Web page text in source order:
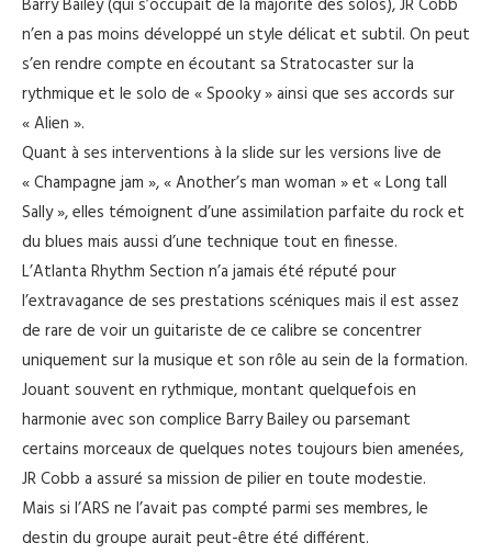
Barry Bailey (qui s’occupait de la majorité des solos), JR Cobb
n’en a pas moins développé un style délicat et subtil. On peut
s’en rendre compte en écoutant sa Stratocaster sur la
rythmique et le solo de « Spooky » ainsi que ses accords sur
« Alien ».
Quant à ses interventions à la slide sur les versions live de
« Champagne jam », « Another’s man woman » et « Long tall
Sally », elles témoignent d’une assimilation parfaite du rock et
du blues mais aussi d’une technique tout en finesse.
L’Atlanta Rhythm Section n’a jamais été réputé pour
l’extravagance de ses prestations scéniques mais il est assez
de rare de voir un guitariste de ce calibre se concentrer
uniquement sur la musique et son rôle au sein de la formation.
Jouant souvent en rythmique, montant quelquefois en
harmonie avec son complice Barry Bailey ou parsemant
certains morceaux de quelques notes toujours bien amenées,
JR Cobb a assuré sa mission de pilier en toute modestie.
Mais si l’ARS ne l’avait pas compté parmi ses membres, le
destin du groupe aurait peut-être été différent.